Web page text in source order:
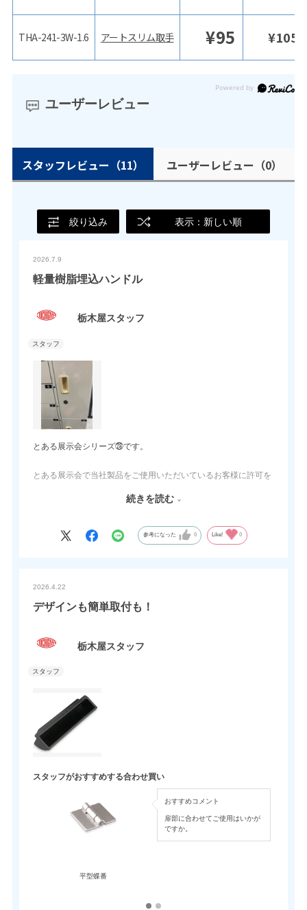
THA-241-3W-1.6 アートスリム取手 ¥95 ¥105
ユーザーレビュー
スタッフレビュー （11） ユーザーレビュー （0）
絞り込み 表示：新しい順
2026.7.9
軽量樹脂埋込ハンドル
栃木屋スタッフ
とある展示会シリーズ㉘です。
とある展示会で当社製品をご使用いただいているお客様に許可を
当社製品のご採用理由をインタビューしました。
他社に比べ、品質面や供給面の安定性も採用のきめての一つとの
スタッフお勧めの製品です。
続きを読む
参考になった 0 Like! 0
2026.4.22
デザインも簡単取付も！
栃木屋スタッフ
スタッフがおすすめする合わせ買い
平型蝶番
おすすめコメント
扉部に合わせてご使用はいかが
ですか。